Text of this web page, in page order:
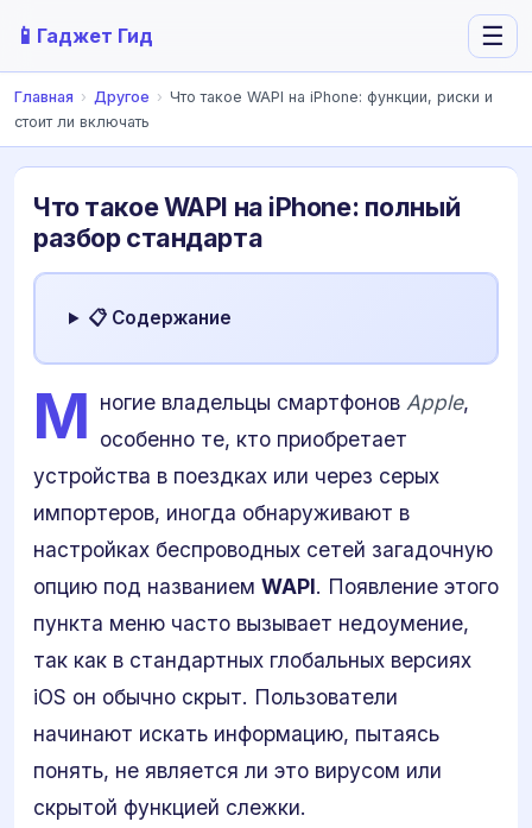
📱 Гаджет Гид ☰
Главная › Другое › Что такое WAPI на iPhone: функции, риски и
стоит ли включать
Что такое WAPI на iPhone: полный
разбор стандарта
📋 Содержание
М ногие владельцы смартфонов Apple,
особенно те, кто приобретает
устройства в поездках или через серых
импортеров, иногда обнаруживают в
настройках беспроводных сетей загадочную
опцию под названием WAPI. Появление этого
пункта меню часто вызывает недоумение,
так как в стандартных глобальных версиях
iOS он обычно скрыт. Пользователи
начинают искать информацию, пытаясь
понять, не является ли это вирусом или
скрытой функцией слежки.